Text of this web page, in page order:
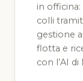
in
colli
gestione
flotta e
con l’AI